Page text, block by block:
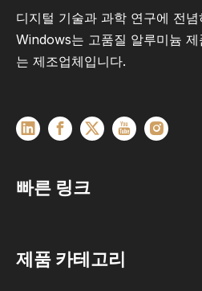
디지털 기술과 과학 연구에 전
Windows는 고품질 알루미늄
는 제조업체입니다.
빠른 링크
제품 카테고리